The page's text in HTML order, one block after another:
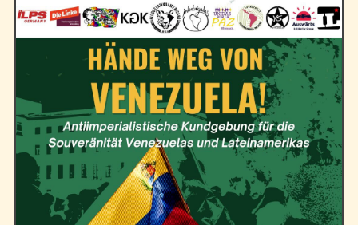
Links
Kontakt